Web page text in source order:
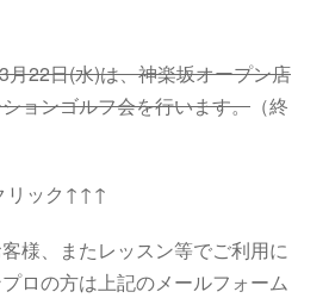
月22日(水)は、神楽坂オープン店
ョンゴルフ会を行います。 （終
リック↑↑↑
様、またレッスン等でご利用に
ロの方は上記のメールフォーム